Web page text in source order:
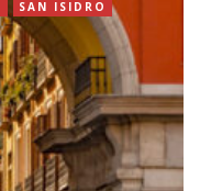
SAN ISIDRO